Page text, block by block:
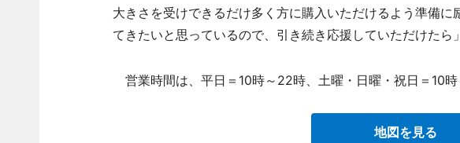
大きさを受けできるだけ多く方に購入いただけるよう準備
てきたいと思っているので、引き続き応援していただけたら
営業時間は、平日＝10時～22時、土曜・日曜・祝日＝10時
地図を見る